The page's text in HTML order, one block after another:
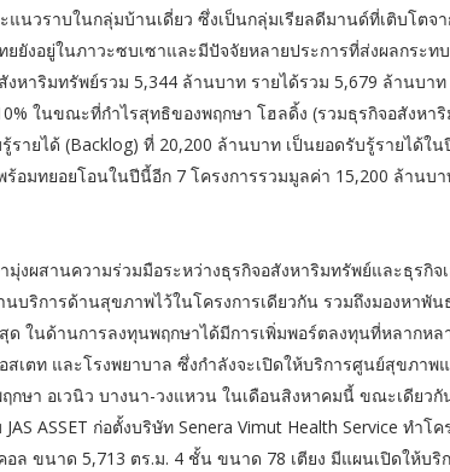
แนวราบในกลุ่มบ้านเดี่ยว ซึ่งเป็นกลุ่มเรียลดีมานด์ที่เติบโต
ยยังอยู่ในภาวะซบเซาและมีปัจจัยหลายประการที่ส่งผลกระ
งหาริมทรัพย์รวม 5,344 ล้านบาท รายได้รวม 5,679 ล้านบา
ในขณะที่กำไรสุทธิของพฤกษา โฮลดิ้ง (รวมธุรกิจอสังหา
รายได้ (Backlog) ที่ 20,200 ล้านบาท เป็นยอดรับรู้รายได้ใ
ร้อมทยอยโอนในปีนี้อีก 7 โครงการรวมมูลค่า 15,200 ล้านบ
มุ่งผสานความร่วมมือระหว่างธุรกิจอสังหาริมทรัพย์และธุรกิ
นบริการด้านสุขภาพไว้ในโครงการเดียวกัน รวมถึงมองหาพั
ด ในด้านการลงทุนพฤกษาได้มีการเพิ่มพอร์ตลงทุนที่หลากห
อสเตท และโรงพยาบาล ซึ่งกำลังจะเปิดให้บริการศูนย์สุขภา
กษา อเวนิว บางนา-วงแหวน ในเดือนสิงหาคมนี้ ขณะเดียว
ASSET ก่อตั้งบริษัท Senera Vimut Health Service ทำโ
ล ขนาด 5,713 ตร.ม. 4 ชั้น ขนาด 78 เตียง มีแผนเปิดให้บ